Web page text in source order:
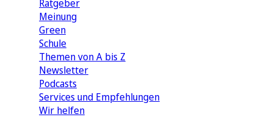
Ratgeber
Meinung
Green
Schule
Themen von A bis Z
Newsletter
Podcasts
Services und Empfehlungen
Wir helfen